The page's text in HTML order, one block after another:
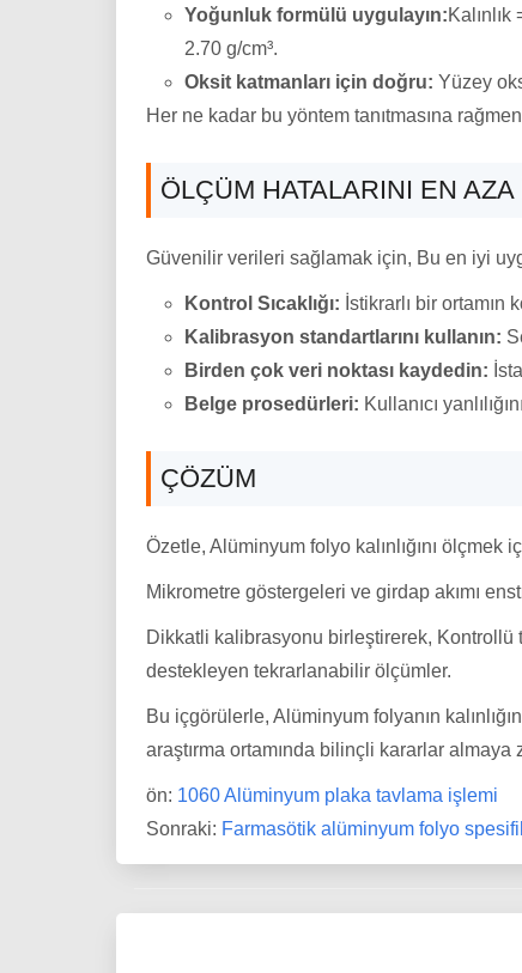
Yoğunluk formülü uygulayın:
2.70 g/cm³.
Oksit katmanları için doğru: Yüzey
Her ne kadar bu yöntem tanıtmasına
ÖLÇÜM HATALARINI EN
Güvenilir verileri sağlamak için, Bu en iyi
Kontrol Sıcaklığı: İstikrarlı bir ortamın
Kalibrasyon standartlarını kullanın:
Birden çok veri noktası kaydedin:
Belge prosedürleri: Kullanıcı
ÇÖZÜM
Özetle, Alüminyum folyo kalınlığını
Mikrometre göstergeleri ve girdap akımı
Dikkatli kalibrasyonu birleştirerek,
destekleyen tekrarlanabilir ölçümler.
Bu içgörülerle, Alüminyum folyanın
araştırma ortamında bilinçli kararlar almaya
ön: 1060 Alüminyum plaka tavlama işlemi
Sonraki: Farmasötik alüminyum folyo